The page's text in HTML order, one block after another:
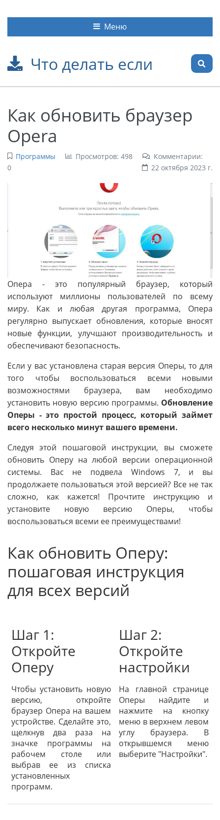
Что делать если
Меню
Как обновить браузер
Opera
Программы Просмотров: 498
Комментарии:
0
22 октября 2023 г.
Опера - это популярный браузер, который
используют миллионы пользователей по всему
миру. Как и любая другая программа, Опера
регулярно выпускает обновления, которые вносят
новые функции, улучшают производительность и
обеспечивают безопасность.
Если у вас установлена старая версия Оперы, то для
того чтобы воспользоваться всеми новыми
возможностями браузера, вам необходимо
установить новую версию программы. Обновление
Оперы - это простой процесс, который займет
всего несколько минут вашего времени.
Следуя этой пошаговой инструкции, вы сможете
обновить Оперу на любой версии операционной
системы. Вас не подвела Windows 7, и вы
продолжаете пользоваться этой версией? Все не так
сложно, как кажется! Прочтите инструкцию и
установите новую версию Оперы, чтобы
воспользоваться всеми ее преимуществами!
Как обновить Оперу:
пошаговая инструкция
для всех версий
Шаг 1:
Откройте
Оперу
Чтобы установить новую
версию, откройте
браузер Опера на вашем
устройстве. Сделайте это,
щелкнув два раза на
значке программы на
рабочем столе или
выбрав ее из списка
установленных
программ.
Шаг 2:
Откройте
настройки
На главной странице
Оперы найдите и
нажмите на кнопку
меню в верхнем левом
углу браузера. В
открывшемся меню
выберите "Настройки".